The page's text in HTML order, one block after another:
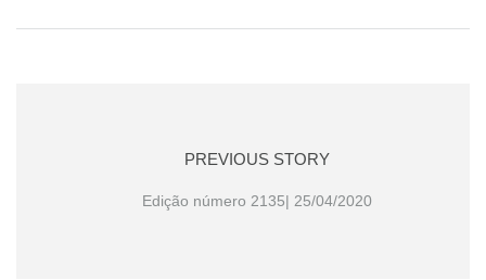
PREVIOUS STORY
Edição número 2135| 25/04/2020